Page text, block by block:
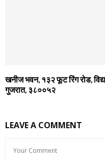
खनीज भवन, १३२ फूट रिंग रोड,
गुजरात, ३८००५२
LEAVE A COMMENT